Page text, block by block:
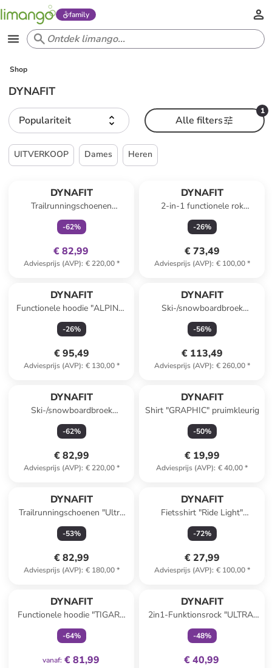
family
Shop
DYNAFIT
Populariteit
1
Alle filters
UITVERKOOP Dames Heren
DYNAFIT
Trailrunningschoenen
"TRAVERSE MID GTX"
turquoise/zwart
-62%
€ 82,99
Adviesprijs (AVP): € 220,00*
DYNAFIT
2-in-1 functionele rok
"ULTRA" oranje/zwart
-26%
€ 73,49
Adviesprijs (AVP): € 100,00*
DYNAFIT
Functionele hoodie "ALPINE"
paars
-26%
€ 95,49
Adviesprijs (AVP): € 130,00*
DYNAFIT
Ski-/snowboardbroek
"Radical" groen
-56%
€ 113,49
Adviesprijs (AVP): € 260,00*
DYNAFIT
Ski-/snowboardbroek
"Mercury 2 DST" turquoise
-62%
€ 82,99
Adviesprijs (AVP): € 220,00*
DYNAFIT
Shirt "GRAPHIC" pruimkleurig
-50%
€ 19,99
Adviesprijs (AVP): € 40,00*
DYNAFIT
Trailrunningschoenen "Ultra
100 GTX" mintgroen
-53%
€ 82,99
Adviesprijs (AVP): € 180,00*
DYNAFIT
Fietsshirt "Ride Light"
kaki/oranje/zwart
-72%
€ 27,99
Adviesprijs (AVP): € 100,00*
DYNAFIT
Functionele hoodie "TIGARD
ALPHA" rood/groen
-64%
vanaf: € 81,99
DYNAFIT
2in1-Funktionsrock "ULTRA"
donkerblauw
-48%
€ 40,99